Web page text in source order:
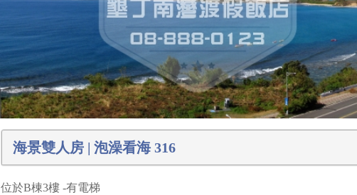
海景雙人房 | 泡澡看海 316
位於B棟3樓 -有電梯